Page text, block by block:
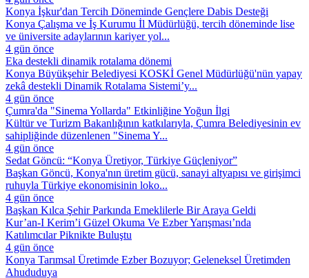
Konya İşkur'dan Tercih Döneminde Gençlere Dabis Desteği
Konya Çalışma ve İş Kurumu İl Müdürlüğü, tercih döneminde lise
ve üniversite adaylarının kariyer yol...
4 gün önce
Eka destekli dinamik rotalama dönemi
Konya Büyükşehir Belediyesi KOSKİ Genel Müdürlüğü'nün yapay
zekâ destekli Dinamik Rotalama Sistemi’y...
4 gün önce
Çumra'da "Sinema Yollarda" Etkinliğine Yoğun İlgi
Kültür ve Turizm Bakanlığının katkılarıyla, Çumra Belediyesinin ev
sahipliğinde düzenlenen "Sinema Y...
4 gün önce
Sedat Göncü: “Konya Üretiyor, Türkiye Güçleniyor”
Başkan Göncü, Konya'nın üretim gücü, sanayi altyapısı ve girişimci
ruhuyla Türkiye ekonomisinin loko...
4 gün önce
Başkan Kılca Şehir Parkında Emeklilerle Bir Araya Geldi
Kur’an-I Kerim’i Güzel Okuma Ve Ezber Yarışması’nda
Katılımcılar Piknikte Buluştu
4 gün önce
Konya Tarımsal Üretimde Ezber Bozuyor; Geleneksel Üretimden
Ahududuya